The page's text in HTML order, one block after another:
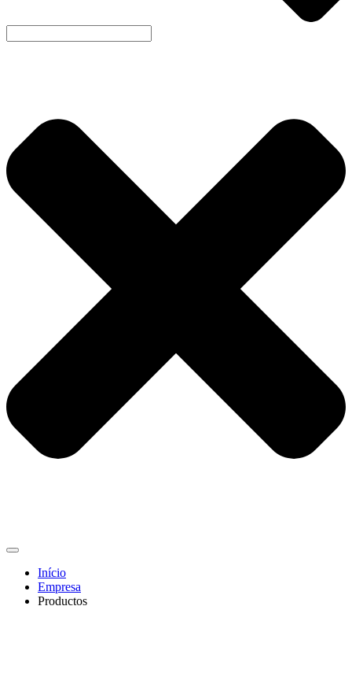
Início
Empresa
Productos